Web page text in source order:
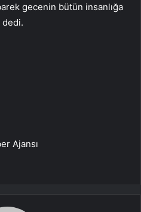
gecenin bütün insanlığa
dedi.
Ajansı